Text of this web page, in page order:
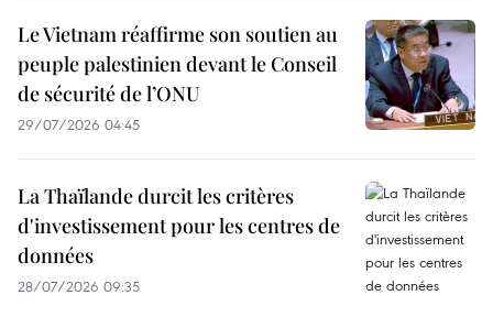
Le Vietnam réaffirme son soutien au
peuple palestinien devant le Conseil
de sécurité de l’ONU
29/07/2026 04:45
La Thaïlande durcit les critères
d'investissement pour les centres de
données
28/07/2026 09:35